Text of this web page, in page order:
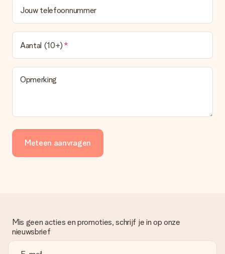
Jouw telefoonnummer
Aantal (10+)
Opmerking
Meteen aanvragen
Mis geen acties en promoties, schrijf je in op onze
nieuwsbrief